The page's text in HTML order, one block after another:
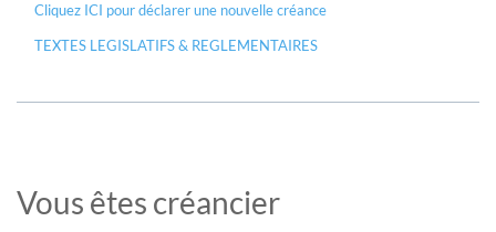
Cliquez ICI pour déclarer une nouvelle créance
TEXTES LEGISLATIFS & REGLEMENTAIRES
Vous êtes créancier